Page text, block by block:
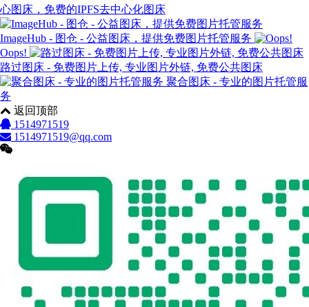
心图床，免费的IPFS去中心化图床
ImageHub - 图仓 - 公益图床，提供免费图片托管服务
Oops!
路过图床 - 免费图片上传, 专业图片外链, 免费公共图床
聚合图床 - 专业的图片托管服
务
返回顶部
1514971519
1514971519@qq.com